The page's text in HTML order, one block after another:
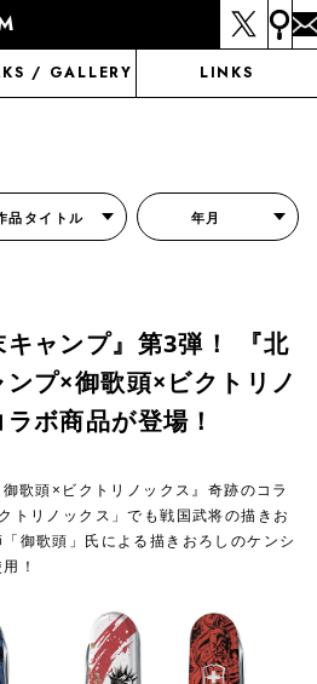
/ GALLERY LINKS
品タイトル 年月
キャンプ』第3弾！ 『北
プ×御歌頭×ビクトリノ
ボ商品が登場！
歌頭×ビクトリノックス』奇跡のコラ
トリノックス」でも戦国武将の描きお
御歌頭」氏による描きおろしのケンシ
！